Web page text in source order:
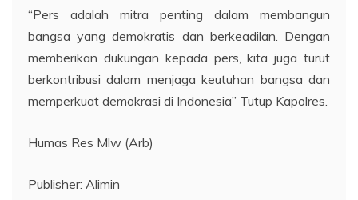
“Pers adalah mitra penting dalam membangun
bangsa yang demokratis dan berkeadilan. Dengan
memberikan dukungan kepada pers, kita juga turut
berkontribusi dalam menjaga keutuhan bangsa dan
memperkuat demokrasi di Indonesia” Tutup Kapolres.
Humas Res Mlw (Arb)
Publisher: Alimin